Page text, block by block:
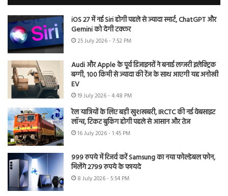
iOS 27 में नई Siri होगी पहले से ज्यादा स्मार्ट, ChatGPT और
Gemini को देगी टक्कर
25 July 2026 - 7:52 PM
Audi और Apple के पूर्व डिजाइनरों ने बनाई लग्जरी इलेक्ट्रिक
बग्गी, 100 किमी से ज्यादा की रेंज के साथ आएगी यह अनोखी
EV
19 July 2026 - 4:48 PM
रेल यात्रियों के लिए बड़ी खुशखबरी, IRCTC की नई वेबसाइट
लॉन्च, टिकट बुकिंग होगी पहले से आसान और तेज
16 July 2026 - 1:45 PM
999 रुपये में रिजर्व करें Samsung का नया फोल्डेबल फोन,
मिलेंगे 2799 रुपये के फायदे
8 July 2026 - 5:54 PM